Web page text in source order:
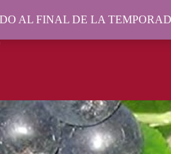
AL FINAL DE LA